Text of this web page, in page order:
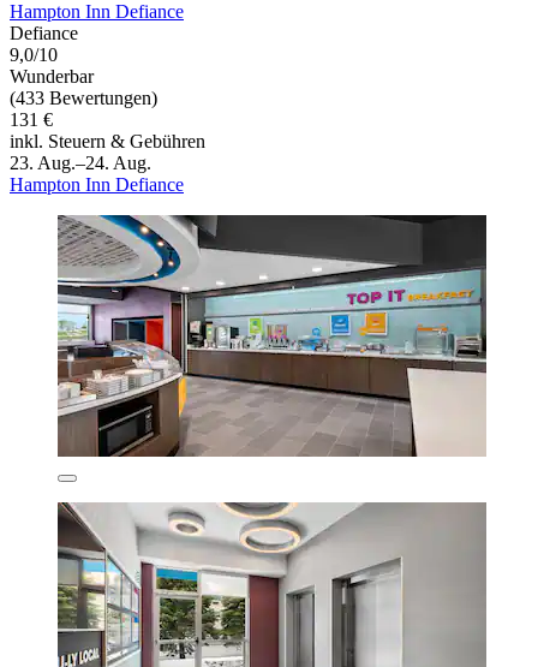
Hampton Inn Defiance
Defiance
9,0/10
Wunderbar
(433 Bewertungen)
131 €
inkl. Steuern & Gebühren
23. Aug.–24. Aug.
Hampton Inn Defiance